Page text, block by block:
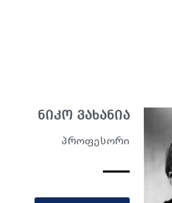
ნიკო ვახანია
პროფესორი